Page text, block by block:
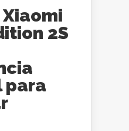
2S
para